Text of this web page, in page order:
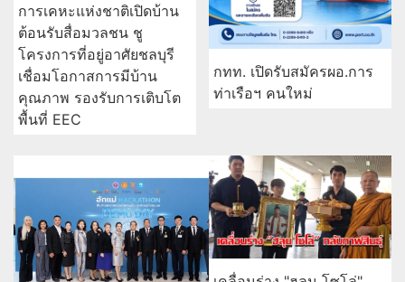
การเคหะแห่งชาติเปิดบ้าน
ต้อนรับสื่อมวลชน ชู
โครงการที่อยู่อาศัยชลบุรี
เชื่อมโอกาสการมีบ้าน
คุณภาพ รองรับการเติบโต
พื้นที่ EEC
กทท. เปิดรับสมัครผอ.การ
ท่าเรือฯ คนใหม่